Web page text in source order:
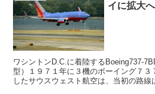
イに拡大
ワシントンD.C.に着陸するBoeing737-
型）１９７１年に３機のボーイング７
したサウスウェスト航空は、当初の路線